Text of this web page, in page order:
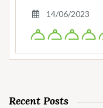
14/06/2023
Recent Posts